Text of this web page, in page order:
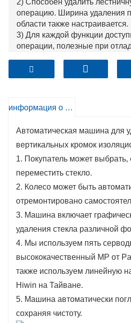
2) Способен удалить
операцию. Ширина удаления
области также настраивается.
3) Для каждой функции
операции, полезные при
уменьшения загрязнения
5) Входная и выходная части
от типа пленки и ожидаемого
регулируемый линейный
более высокую точность
8) Вертикальная машина для
стеклянные панели
числе стеклянные панели с
точечно опирающейся
навесных стен.
мм, эффективность зачистки
справки).
информация о продукте
Автоматическая машина для
вертикальных кромок
1. Покупатель может выбрать,
переместить стекло.
2. Колесо может быть
отремонтировано
3. Машина включает
удаления стекла различной
4. Мы используем пять
высококачественный MP от
также используем линейную
Hiwin на Тайване.
5. Машина автоматически
сохраняя чистоту.